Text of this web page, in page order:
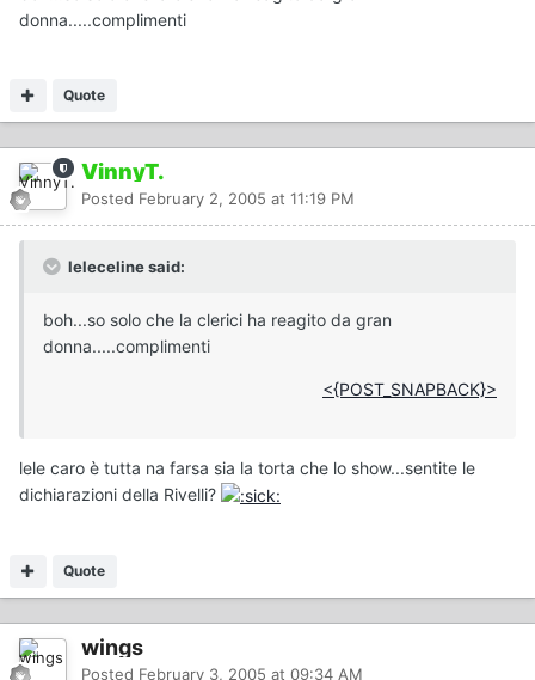
donna.....complimenti
Quote
VinnyT.
Posted February 2, 2005 at 11:19 PM
leleceline said:
boh...so solo che la clerici ha reagito da gran
donna.....complimenti
<{POST_SNAPBACK}>
lele caro è tutta na farsa sia la torta che lo show...sentite le
dichiarazioni della Rivelli?
Quote
wings
Posted February 3, 2005 at 09:34 AM